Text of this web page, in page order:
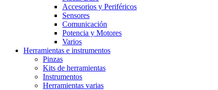
Accesorios y Periféricos
Sensores
Comunicación
Potencia y Motores
Varios
Herramientas e instrumentos
Pinzas
Kits de herramientas
Instrumentos
Herramientas varias